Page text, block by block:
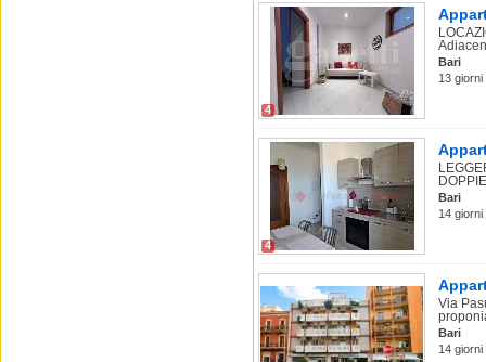
4
Bari
13
4
Bari
14
Via
Bari
14